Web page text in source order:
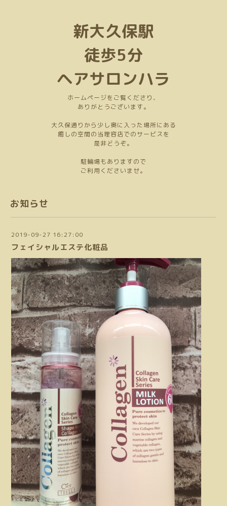
新大久保駅
徒歩5分
ヘアサロンハラ
ホームページをご覧くださり、
ありがとうございます。
大久保通りから少し奥に入った場所にある
癒しの空間の当理容店でのサービスを
是非どうぞ。
駐輪場もありますので
ご利用くださいませ。
お知らせ
2019-09-27 16:27:00
フェイシャルエステ化粧品